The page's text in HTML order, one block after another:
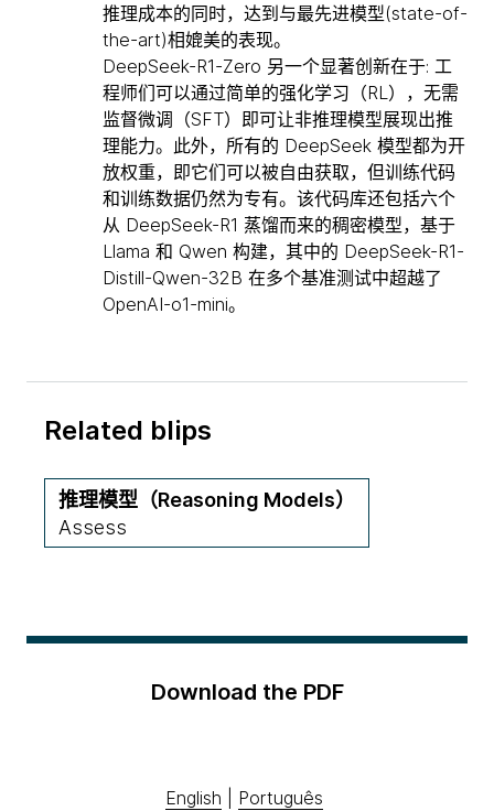
推理成本的同时，达到与最先进模型(state-of-
the-art)相媲美的表现。
DeepSeek-R1-Zero 另一个显著创新在于: 工
程师们可以通过简单的强化学习（RL），无需
监督微调（SFT）即可让非推理模型展现出推
理能力。此外，所有的 DeepSeek 模型都为开
放权重，即它们可以被自由获取，但训练代码
和训练数据仍然为专有。该代码库还包括六个
从 DeepSeek-R1 蒸馏而来的稠密模型，基于
Llama 和 Qwen 构建，其中的 DeepSeek-R1-
Distill-Qwen-32B 在多个基准测试中超越了
OpenAI-o1-mini。
Related blips
推理模型（Reasoning Models）
Assess
Download the PDF
English Português